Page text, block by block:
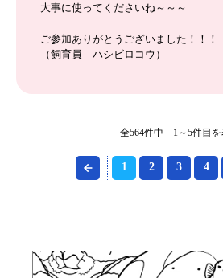
大事に使ってくださいね～～～
ご参加ありがとうございました！！！
（飼育員 ハシビロコウ）
全564件中 1～5件目を
1 2 3 4